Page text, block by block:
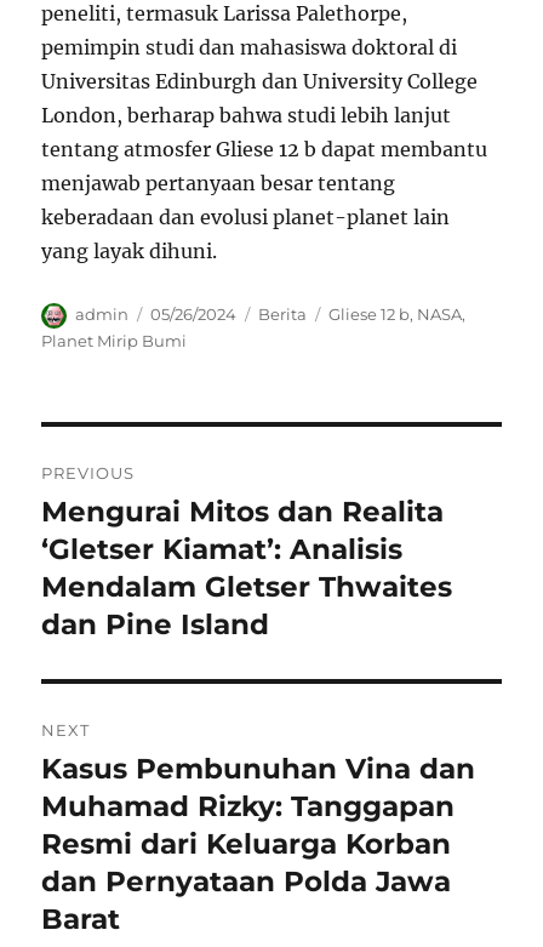
peneliti, termasuk Larissa Palethorpe,
pemimpin studi dan mahasiswa doktoral di
Universitas Edinburgh dan University College
London, berharap bahwa studi lebih lanjut
tentang atmosfer Gliese 12 b dapat membantu
menjawab pertanyaan besar tentang
keberadaan dan evolusi planet-planet lain
yang layak dihuni.
Author
admin
Posted
on
05/26/2024 Categories
Berita Tags
Gliese 12 b, NASA,
Planet Mirip Bumi
pos
PREVIOUS
Previous
post:
Mengurai Mitos dan Realita
‘Gletser Kiamat’: Analisis
Mendalam Gletser Thwaites
dan Pine Island
NEXT
Next
post:
Kasus Pembunuhan Vina dan
Muhamad Rizky: Tanggapan
Resmi dari Keluarga Korban
dan Pernyataan Polda Jawa
Barat